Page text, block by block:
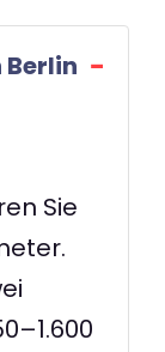
Berlin
Sie